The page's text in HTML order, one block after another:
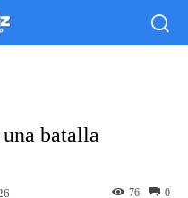
batalla
0
76